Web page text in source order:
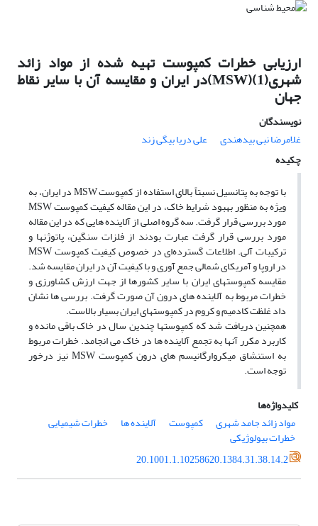
ارزیابی خطرات کمپوست تهیه شده از مواد زائد
شهری(1)(MSW)در ایران و مقایسه آن با سایر نقاط
جهان
نویسندگان
غلامرضا نبی بیدهندی
علی دریا بیگی زند
چکیده
با توجه به پتانسیل نسبتاً بالای استفاده از کمپوست MSW در ایران، به
ویژه به منظور بهبود شرایط خاک، در این مقاله کیفیت کمپوست MSW
مورد بررسی قرار گرفت. سه گروه اصلی از آلاینده هایی که در این مقاله
مورد بررسی قرار گرفت عبارت بودند از فلزات سنگین، پاتوژنها و
ترکیبات آلی. اطلاعات گسترده‌ای در خصوص کیفیت کمپوست MSW
در اروپا و آمریکای شمالی جمع آوری و با کیفیت آن در ایران مقایسه شد.
مقایسه کمپوستهای ایران با سایر کشورها از جهت ارزش کشاورزی و
خطرات مربوط به آلاینده های درون آن صورت گرفت. بررسی ها نشان
داد غلظت کادمیم و کروم در کمپوستهای ایران بسیار بالاست.
همچنین دریافت شد که کمپوستها چندین سال در خاک باقی مانده و
کاربرد مکرر آنها به تجمع آلاینده ها در خاک می انجامد. خطرات مربوط
به استنشاق میکروارگانیسم های درون کمپوست MSW نیز درخور
توجه است.
کلیدواژه‌ها
مواد زائد جامد شهری
کمپوست آلاینده ها خطرات شیمیایی
خطرات بیولوژیکی
20.1001.1.10258620.1384.31.38.14.2